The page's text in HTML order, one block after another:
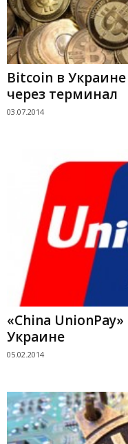
Bitcoin в
через терминал
03.07.2014
«China
Украине
05.02.2014